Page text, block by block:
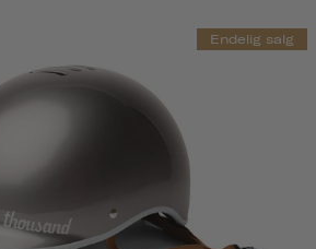
Endelig salg